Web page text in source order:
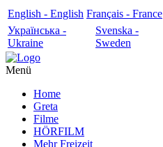
English - English Français - France
Українська -
Ukraine
Svenska -
Sweden
Menü
Home
Greta
Filme
HÖRFILM
Mehr Freizeit